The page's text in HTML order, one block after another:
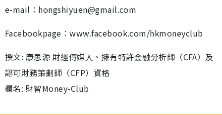
e-mail：hongshiyuen@gmail.com
Facebookpage︰www.facebook.com/hkmoneyclub
撰文: 康思源 財經傳媒人、擁有特許金融分析師（CFA）及
認可財務策劃師（CFP）資格
欄名: 財智Money-Club